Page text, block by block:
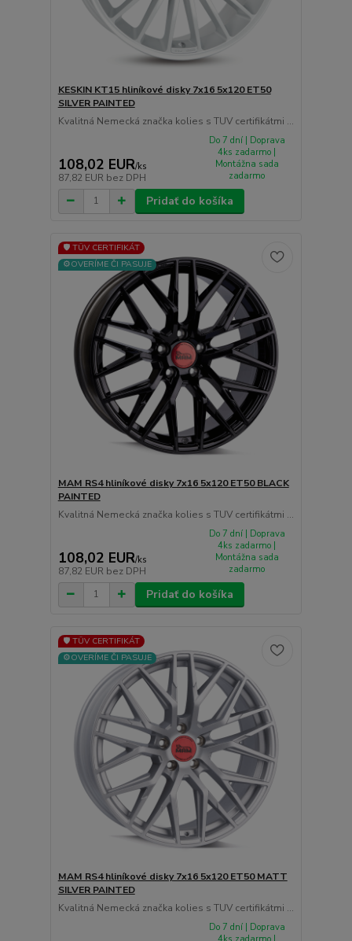
KESKIN KT15 hliníkové disky 7x16 5x120 ET50
SILVER PAINTED
Kvalitná Nemecká značka kolies s TUV certifikátmi ...
108,02 EUR/ks
87,82 EUR bez DPH
Do 7 dní | Doprava
4ks zadarmo |
Montážna sada
zadarmo
Pridať do košíka
🛡️ TÜV CERTIFIKÁT
⚙️OVERÍME ČI PASUJE
MAM RS4 hliníkové disky 7x16 5x120 ET50 BLACK
PAINTED
Kvalitná Nemecká značka kolies s TUV certifikátmi ...
108,02 EUR/ks
87,82 EUR bez DPH
Do 7 dní | Doprava
4ks zadarmo |
Montážna sada
zadarmo
Pridať do košíka
🛡️ TÜV CERTIFIKÁT
⚙️OVERÍME ČI PASUJE
MAM RS4 hliníkové disky 7x16 5x120 ET50 MATT
SILVER PAINTED
Kvalitná Nemecká značka kolies s TUV certifikátmi ...
Do 7 dní | Doprava